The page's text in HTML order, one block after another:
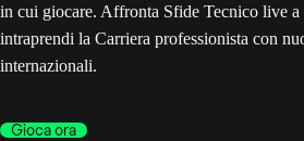
in cui giocare. Affronta Sfide Tecnico live a
intraprendi la Carriera professionista con
internazionali.
Gioca ora